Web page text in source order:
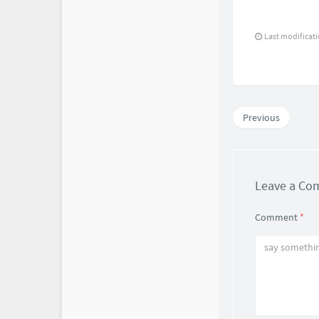
Last
Previous
Leave a
Comment *